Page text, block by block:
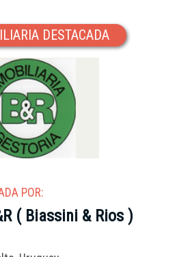
DESTACADA
POR:
( Biassini & Rios )